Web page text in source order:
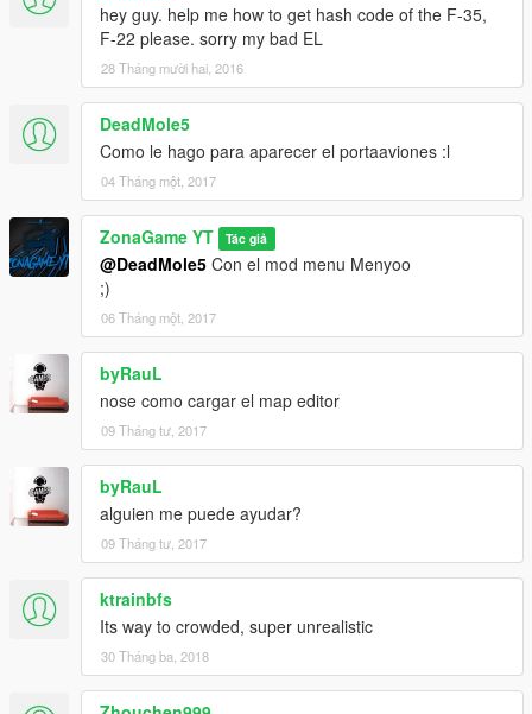
hey guy. help me how to get hash code of the F-35,
F-22 please. sorry my bad EL
28 Tháng mười hai, 2016
DeadMole5
Como le hago para aparecer el portaaviones :l
04 Tháng một, 2017
ZonaGame YT Tác giả
@DeadMole5 Con el mod menu Menyoo
;)
06 Tháng một, 2017
byRauL
nose como cargar el map editor
09 Tháng tư, 2017
byRauL
alguien me puede ayudar?
09 Tháng tư, 2017
ktrainbfs
Its way to crowded, super unrealistic
30 Tháng ba, 2018